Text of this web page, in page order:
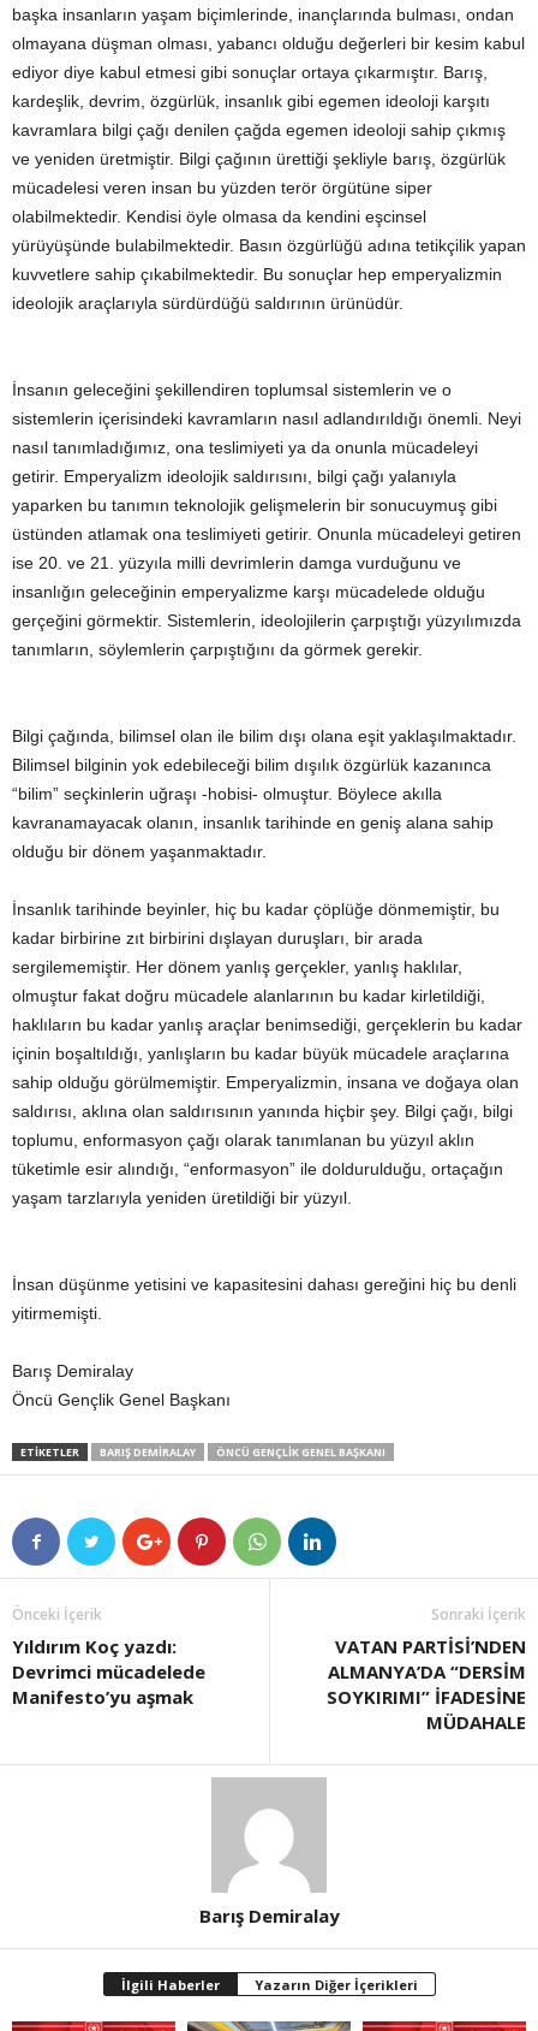
başka insanların yaşam biçimlerinde, inançlarında bulması, ondan
olmayana düşman olması, yabancı olduğu değerleri bir kesim kabul
ediyor diye kabul etmesi gibi sonuçlar ortaya çıkarmıştır. Barış,
kardeşlik, devrim, özgürlük, insanlık gibi egemen ideoloji karşıtı
kavramlara bilgi çağı denilen çağda egemen ideoloji sahip çıkmış
ve yeniden üretmiştir. Bilgi çağının ürettiği şekliyle barış, özgürlük
mücadelesi veren insan bu yüzden terör örgütüne siper
olabilmektedir. Kendisi öyle olmasa da kendini eşcinsel
yürüyüşünde bulabilmektedir. Basın özgürlüğü adına tetikçilik yapan
kuvvetlere sahip çıkabilmektedir. Bu sonuçlar hep emperyalizmin
ideolojik araçlarıyla sürdürdüğü saldırının ürünüdür.
İnsanın geleceğini şekillendiren toplumsal sistemlerin ve o
sistemlerin içerisindeki kavramların nasıl adlandırıldığı önemli. Neyi
nasıl tanımladığımız, ona teslimiyeti ya da onunla mücadeleyi
getirir. Emperyalizm ideolojik saldırısını, bilgi çağı yalanıyla
yaparken bu tanımın teknolojik gelişmelerin bir sonucuymuş gibi
üstünden atlamak ona teslimiyeti getirir. Onunla mücadeleyi getiren
ise 20. ve 21. yüzyıla milli devrimlerin damga vurduğunu ve
insanlığın geleceğinin emperyalizme karşı mücadelede olduğu
gerçeğini görmektir. Sistemlerin, ideolojilerin çarpıştığı yüzyılımızda
tanımların, söylemlerin çarpıştığını da görmek gerekir.
Bilgi çağında, bilimsel olan ile bilim dışı olana eşit yaklaşılmaktadır.
Bilimsel bilginin yok edebileceği bilim dışılık özgürlük kazanınca
“bilim” seçkinlerin uğraşı -hobisi- olmuştur. Böylece akılla
kavranamayacak olanın, insanlık tarihinde en geniş alana sahip
olduğu bir dönem yaşanmaktadır.
İnsanlık tarihinde beyinler, hiç bu kadar çöplüğe dönmemiştir, bu
kadar birbirine zıt birbirini dışlayan duruşları, bir arada
sergilememiştir. Her dönem yanlış gerçekler, yanlış haklılar,
olmuştur fakat doğru mücadele alanlarının bu kadar kirletildiği,
haklıların bu kadar yanlış araçlar benimsediği, gerçeklerin bu kadar
içinin boşaltıldığı, yanlışların bu kadar büyük mücadele araçlarına
sahip olduğu görülmemiştir. Emperyalizmin, insana ve doğaya olan
saldırısı, aklına olan saldırısının yanında hiçbir şey. Bilgi çağı, bilgi
toplumu, enformasyon çağı olarak tanımlanan bu yüzyıl aklın
tüketimle esir alındığı, “enformasyon” ile doldurulduğu, ortaçağın
yaşam tarzlarıyla yeniden üretildiği bir yüzyıl.
İnsan düşünme yetisini ve kapasitesini dahası gereğini hiç bu denli
yitirmemişti.
Barış Demiralay
Öncü Gençlik Genel Başkanı
ETIKETLER BARIŞ DEMIRALAY ÖNCÜ GENÇLIK GENEL BAŞKANI
Önceki İçerik
Yıldırım Koç yazdı:
Devrimci mücadelede
Manifesto’yu aşmak
Sonraki İçerik
VATAN PARTİSİ’NDEN
ALMANYA’DA “DERSİM
SOYKIRIMI” İFADESİNE
MÜDAHALE
Barış Demiralay
İlgili Haberler Yazarın Diğer İçerikleri